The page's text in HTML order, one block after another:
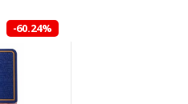
-60.24%